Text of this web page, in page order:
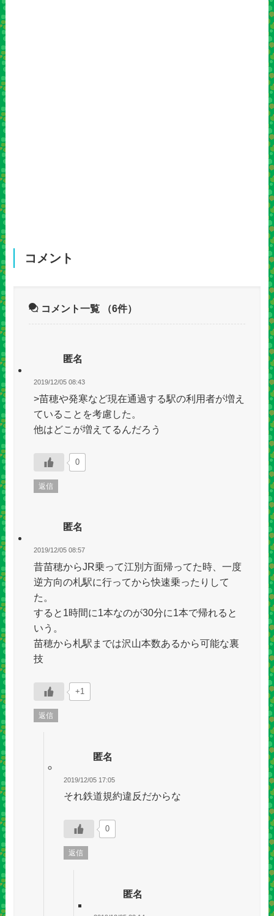
コメント
コメント一覧 （6件）
匿名
2019/12/05 08:43
>苗穂や発寒など現在通過する駅の利用者が増え
ていることを考慮した。
他はどこが増えてるんだろう
0
返信
匿名
2019/12/05 08:57
昔苗穂からJR乗って江別方面帰ってた時、一度
逆方向の札駅に行ってから快速乗ったりして
た。
すると1時間に1本なのが30分に1本で帰れると
いう。
苗穂から札駅までは沢山本数あるから可能な裏
技
+1
返信
匿名
2019/12/05 17:05
それ鉄道規約違反だからな
0
返信
匿名